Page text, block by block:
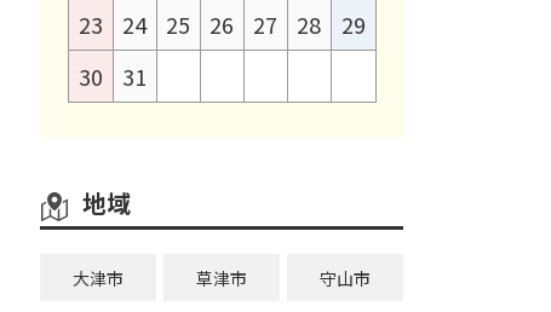
23
24 25 26 27 28
29
30
31
地域
大津市 草津市 守山市